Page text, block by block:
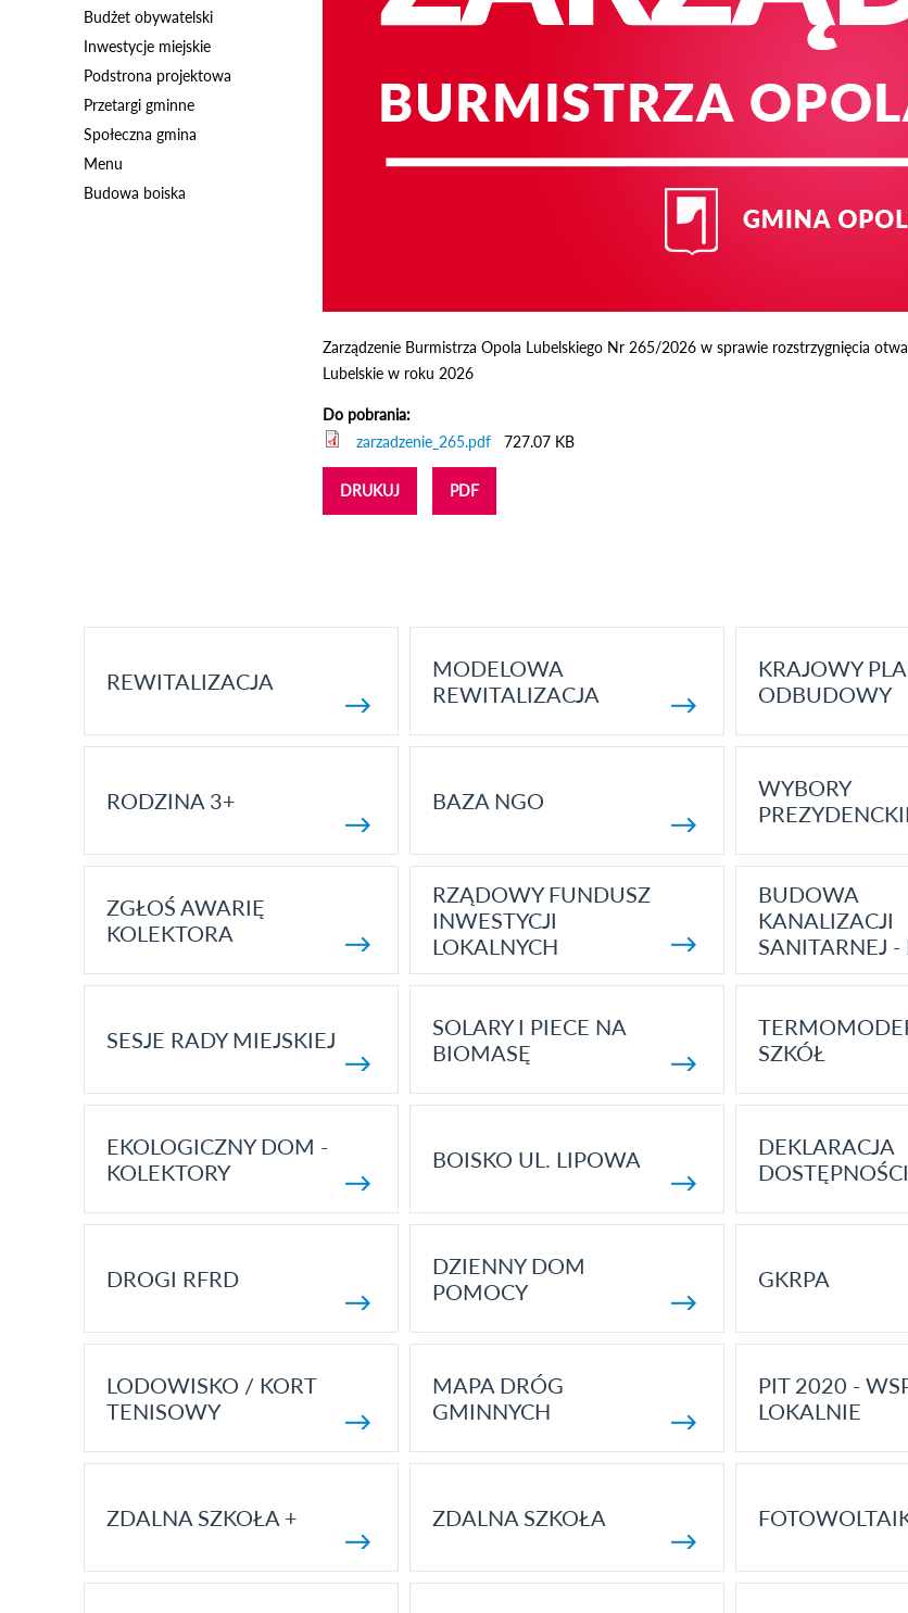
Budżet obywatelski
Inwestycje miejskie
Podstrona projektowa
Przetargi gminne
Społeczna gmina
Menu
Budowa boiska
Zarządzenie Burmistrza Opola Lubelskiego Nr 265/2026 w sprawie rozstrzygnięcia
Lubelskie w roku 2026
Do pobrania:
zarzadzenie_265.pdf
727.07 KB
DRUKUJ PDF
REWITALIZACJA
MODELOWA
REWITALIZACJA
KRAJOWY
ODBUDOWY
RODZINA 3+ BAZA NGO
WYBORY
ZGŁOŚ AWARIĘ
KOLEKTORA
RZĄDOWY FUNDUSZ
INWESTYCJI
LOKALNYCH
BUDOWA
KANALIZACJI
SANITARNEJ -
SESJE RADY MIEJSKIEJ
SOLARY I PIECE NA
BIOMASĘ
SZKÓŁ
EKOLOGICZNY DOM -
KOLEKTORY
BOISKO UL. LIPOWA
DEKLARACJA
DOSTĘPNOŚCI
DROGI RFRD
DZIENNY DOM
POMOCY
GKRPA
LODOWISKO / KORT
TENISOWY
MAPA DRÓG
GMINNYCH
PIT 2020 -
LOKALNIE
ZDALNA SZKOŁA + ZDALNA SZKOŁA